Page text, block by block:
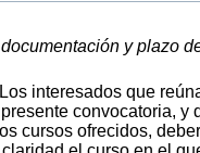
y plazo
interesados que
convocatoria, y
cursos ofrecidos,